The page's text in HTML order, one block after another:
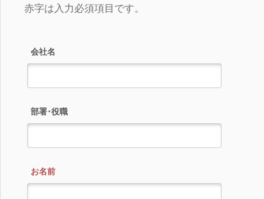
赤字は入力必須項目です。
会社名
部署･役職
お名前